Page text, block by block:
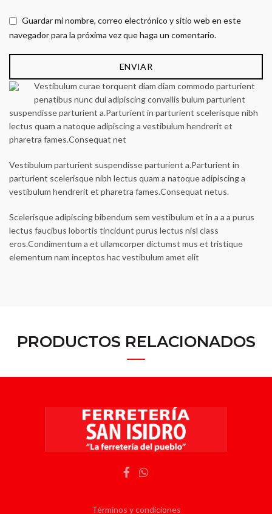
Guardar mi nombre, correo electrónico y sitio web en este
navegador para la próxima vez que haga un comentario.
Vestibulum curae torquent diam diam commodo parturient
penatibus nunc dui adipiscing convallis bulum parturient
suspendisse parturient a.Parturient in parturient scelerisque nibh
lectus quam a natoque adipiscing a vestibulum hendrerit et
pharetra fames.Consequat net
Vestibulum parturient suspendisse parturient a.Parturient in
parturient scelerisque nibh lectus quam a natoque adipiscing a
vestibulum hendrerit et pharetra fames.Consequat netus.
Scelerisque adipiscing bibendum sem vestibulum et in a a a purus
lectus faucibus lobortis tincidunt purus lectus nisl class
eros.Condimentum a et ullamcorper dictumst mus et tristique
elementum nam inceptos hac vestibulum amet elit
PRODUCTOS RELACIONADOS
Términos y condiciones